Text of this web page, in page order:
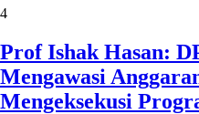
4
Prof Ishak Hasan:
Mengawasi
Mengeksekusi